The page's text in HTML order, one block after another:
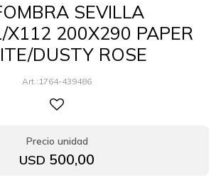
SEVILLA
X112 200X290 PAPER
DUSTY ROSE
1764-439486
USD 500,00